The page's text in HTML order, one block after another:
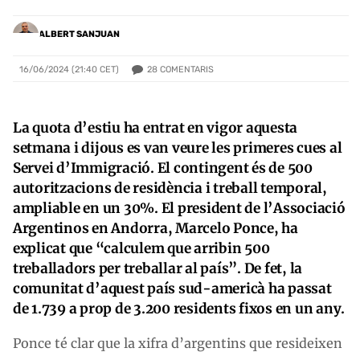
ALBERT SANJUAN
16/06/2024 (21:40 CET) 28 COMENTARIS
La quota d’estiu ha entrat en vigor aquesta
setmana i dijous es van veure les primeres cues al
Servei d’Immigració. El contingent és de 500
autoritzacions de residència i treball temporal,
ampliable en un 30%. El president de l’Associació
Argentinos en Andorra, Marcelo Ponce, ha
explicat que “calculem que arribin 500
treballadors per treballar al país”. De fet, la
comunitat d’aquest país sud-americà ha passat
de 1.739 a prop de 3.200 residents fixos en un any.
Ponce té clar que la xifra d’argentins que resideixen